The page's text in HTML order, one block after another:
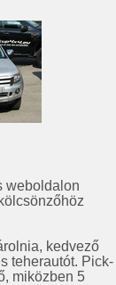
weboldalon
kedvező
teherautót. Pick-
miközben 5